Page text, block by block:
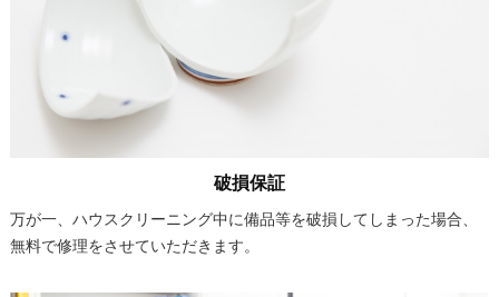
破損保証
万が一、ハウスクリーニング中に備品等を破損してしまった場合、
無料で修理をさせていただきます。